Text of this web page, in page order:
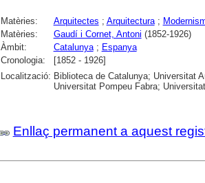
Matèries: Arquitectes ; Arquitectura;
Matèries:
Gaudí i Cornet, Antoni (1852-1926)
Àmbit:
Catalunya; Espanya
Cronologia:
[1852 - 1926]
Localització: Biblioteca de Catalunya; Universitat
Universitat Pompeu Fabra;
Enllaç permanent a aquest